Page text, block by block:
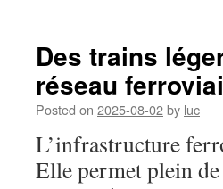
Des trains
réseau
Posted on 2025-08-02by luc
L’infrastructure
Elle permet plein